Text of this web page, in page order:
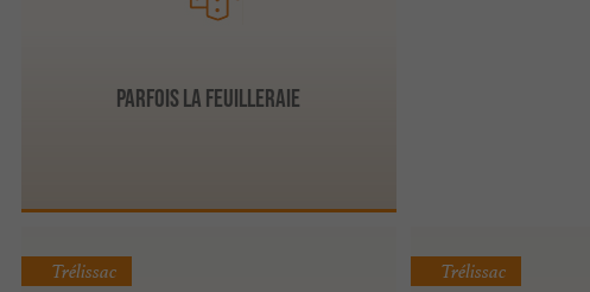
Parfois La Feuilleraie
Trélissac Trélissac